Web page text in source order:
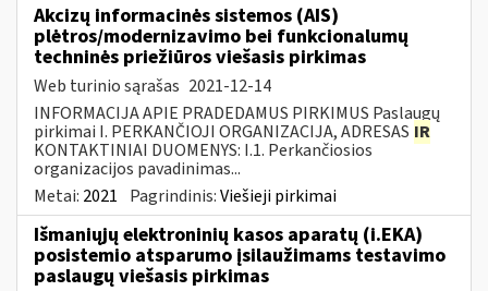
Akcizų informacinės sistemos (AIS)
plėtros/modernizavimo bei funkcionalumų
techninės priežiūros viešasis pirkimas
Web turinio sąrašas 2021-12-14
INFORMACIJA APIE PRADEDAMUS PIRKIMUS Paslaugų
pirkimai I. PERKANČIOJI ORGANIZACIJA, ADRESAS IR
KONTAKTINIAI DUOMENYS: I.1. Perkančiosios
organizacijos pavadinimas...
Metai: 2021 Pagrindinis:Viešieji pirkimai
Išmaniųjų elektroninių kasos aparatų (i.EKA)
posistemio atsparumo įsilaužimams testavimo
paslaugų viešasis pirkimas